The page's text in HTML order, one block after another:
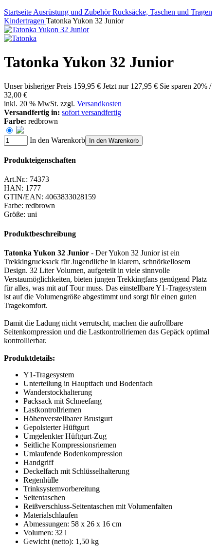
Startseite Ausrüstung und Zubehör Rucksäcke, Taschen und Tragen
Kindertragen Tatonka Yukon 32 Junior
Tatonka Yukon 32 Junior
Unser bisheriger Preis 159,95 € Jetzt nur 127,95 € Sie sparen 20% /
32,00 €
inkl. 20 % MwSt. zzgl. Versandkosten
Versandfertig in: sofort versandfertig
Farbe: redbrown
In den Warenkorb In den Warenkorb
Produkteigenschaften
Art.Nr.: 74373
HAN: 1777
GTIN/EAN: 4063833028159
Farbe: redbrown
Größe: uni
Produktbeschreibung
Tatonka Yukon 32 Junior - Der Yukon 32 Junior ist ein
Trekkingrucksack für Jugendliche in klarem, schnörkellosem
Design. 32 Liter Volumen, aufgeteilt in viele sinnvolle
Verstaumöglichkeiten, bieten jungen Trekkingfans genügend Platz
für alles, was mit auf Tour muss. Das einstellbare Y1-Tragesystem
ist auf die Volumengröße abgestimmt und sorgt für einen guten
Tragekomfort.
Damit die Ladung nicht verrutscht, machen die aufrollbare
Seitenkompression und die Lastkontrollriemen das Gepäck optimal
kontrollierbar.
Produktdetails:
Y1-Tragesystem
Unterteilung in Hauptfach und Bodenfach
Wanderstockhalterung
Packsack mit Schneefang
Lastkontrollriemen
Höhenverstellbarer Brustgurt
Gepolsterter Hüftgurt
Umgelenkter Hüftgurt-Zug
Seitliche Kompressionsriemen
Umlaufende Bodenkompression
Handgriff
Deckelfach mit Schlüsselhalterung
Regenhülle
Trinksystemvorbereitung
Seitentaschen
Reißverschluss-Seitentaschen mit Volumenfalten
Materialschlaufen
Abmessungen: 58 x 26 x 16 cm
Volumen: 32 l
Gewicht (netto): 1,50 kg